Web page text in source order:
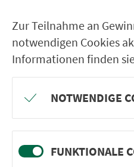
Zur Teilnahme an
notwendigen Cookies
Informationen finden
NOTWENDIGE
FUNKTIONALE